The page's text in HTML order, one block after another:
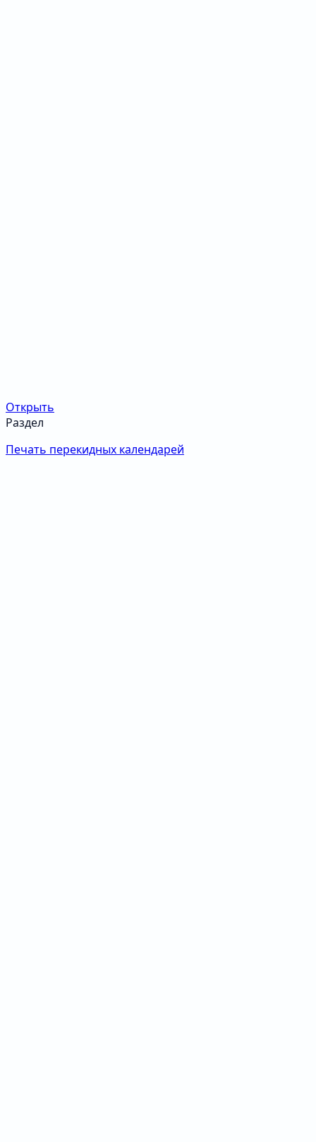
Открыть
Раздел
Печать перекидных календарей